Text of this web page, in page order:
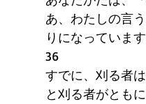
あ、わたしの言
りになっています
36
すでに、刈る者
と刈る者がとも